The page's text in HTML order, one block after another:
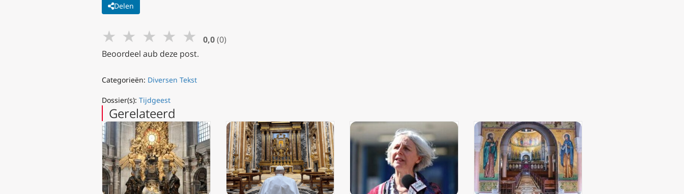
Delen
★ ★ ★ ★ ★ 0,0 (0)
Beoordeel aub deze post.
Categorieën: Diversen Tekst
Dossier(s): Tijdgeest
Gerelateerd